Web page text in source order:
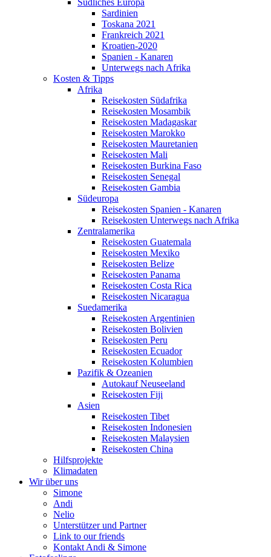
Südliches Europa
Sardinien
Toskana 2021
Frankreich 2021
Kroatien-2020
Spanien - Kanaren
Unterwegs nach Afrika
Kosten & Tipps
Afrika
Reisekosten Südafrika
Reisekosten Mosambik
Reisekosten Madagaskar
Reisekosten Marokko
Reisekosten Mauretanien
Reisekosten Mali
Reisekosten Burkina Faso
Reisekosten Senegal
Reisekosten Gambia
Südeuropa
Reisekosten Spanien - Kanaren
Reisekosten Unterwegs nach Afrika
Zentralamerika
Reisekosten Guatemala
Reisekosten Mexiko
Reisekosten Belize
Reisekosten Panama
Reisekosten Costa Rica
Reisekosten Nicaragua
Suedamerika
Reisekosten Argentinien
Reisekosten Bolivien
Reisekosten Peru
Reisekosten Ecuador
Reisekosten Kolumbien
Pazifik & Ozeanien
Autokauf Neuseeland
Reisekosten Fiji
Asien
Reisekosten Tibet
Reisekosten Indonesien
Reisekosten Malaysien
Reisekosten China
Hilfsprojekte
Klimadaten
Wir über uns
Simone
Andi
Nelio
Unterstützer und Partner
Link to our friends
Kontakt Andi & Simone